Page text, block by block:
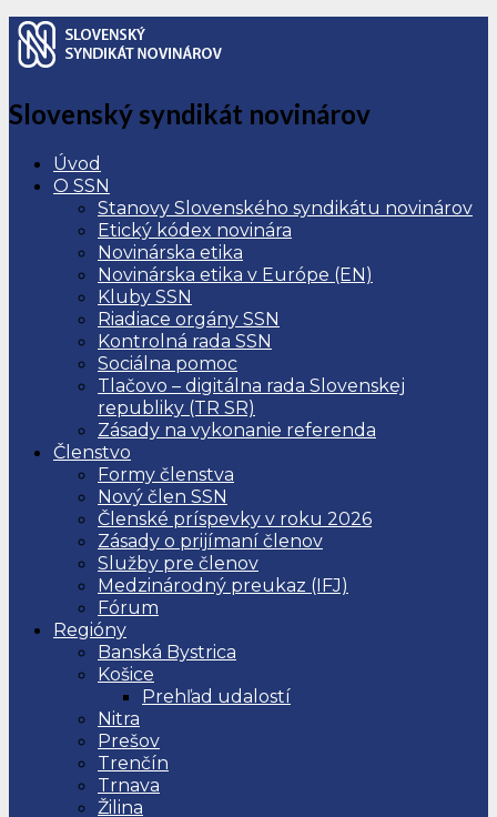
Slovenský syndikát novinárov
Úvod
O SSN
Stanovy Slovenského syndikátu novinárov
Etický kódex novinára
Novinárska etika
Novinárska etika v Európe (EN)
Kluby SSN
Riadiace orgány SSN
Kontrolná rada SSN
Sociálna pomoc
Tlačovo – digitálna rada Slovenskej
republiky (TR SR)
Zásady na vykonanie referenda
Členstvo
Formy členstva
Nový člen SSN
Členské príspevky v roku 2026
Zásady o prijímaní členov
Služby pre členov
Medzinárodný preukaz (IFJ)
Fórum
Regióny
Banská Bystrica
Košice
Prehľad udalostí
Nitra
Prešov
Trenčín
Trnava
Žilina